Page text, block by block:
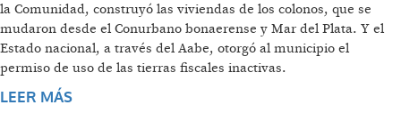
la Comunidad, construyó las viviendas de los colonos, que se
mudaron desde el Conurbano bonaerense y Mar del Plata. Y el
Estado nacional, a través del Aabe, otorgó al municipio el
permiso de uso de las tierras fiscales inactivas.
LEER MÁS